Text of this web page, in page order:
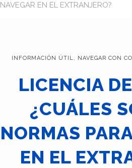
NAVEGAR EN EL EXTRANJERO?
INFORMACIÓN ÚTIL, NAVEGAR CON
LICENCIA
¿CUÁLES
NORMAS
EN EL